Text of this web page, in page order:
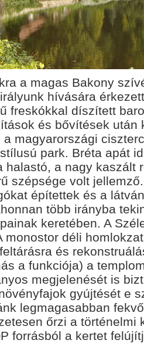
a magas Bakony
hívására
freskókkal díszített
és bővítések
a magyarországi
park. Bréta apát
halastó, a nagy kaszált
szépsége volt
építettek és a
több irányba
keretében. A
monostor déli
és
a funkciója) a
megjelenését is
gyújtését e
legmagasabban
őrzi a történelmi
forrásból a kertet